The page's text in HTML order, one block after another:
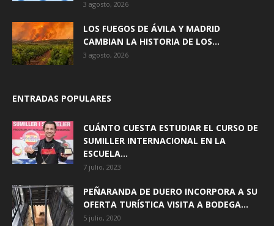
3 agosto, 2026
LOS FUEGOS DE ÁVILA Y MADRID
CAMBIAN LA HISTORIA DE LOS...
3 agosto, 2026
ENTRADAS POPULARES
CUÁNTO CUESTA ESTUDIAR EL CURSO DE
SUMILLER INTERNACIONAL EN LA
ESCUELA...
7 julio, 2023
PEÑARANDA DE DUERO INCORPORA A SU
OFERTA TURÍSTICA VISITA A BODEGA...
5 julio, 2020